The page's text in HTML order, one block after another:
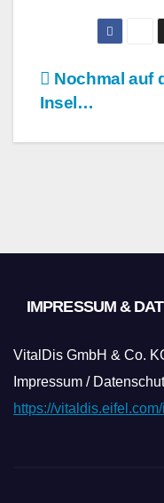
Nochmal auf
Insel…
IMPRESSUM &
VitalDis GmbH & Co.
Impressum /
https://